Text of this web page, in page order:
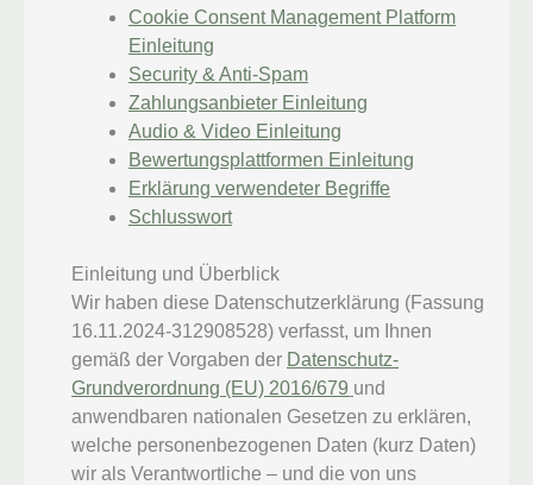
Cookie Consent Management Platform
Einleitung
Security & Anti-Spam
Zahlungsanbieter Einleitung
Audio & Video Einleitung
Bewertungsplattformen Einleitung
Erklärung verwendeter Begriffe
Schlusswort
Einleitung und Überblick
Wir haben diese Datenschutzerklärung (Fassung
16.11.2024-312908528) verfasst, um Ihnen
gemäß der Vorgaben der Datenschutz-
Grundverordnung (EU) 2016/679 und
anwendbaren nationalen Gesetzen zu erklären,
welche personenbezogenen Daten (kurz Daten)
wir als Verantwortliche – und die von uns